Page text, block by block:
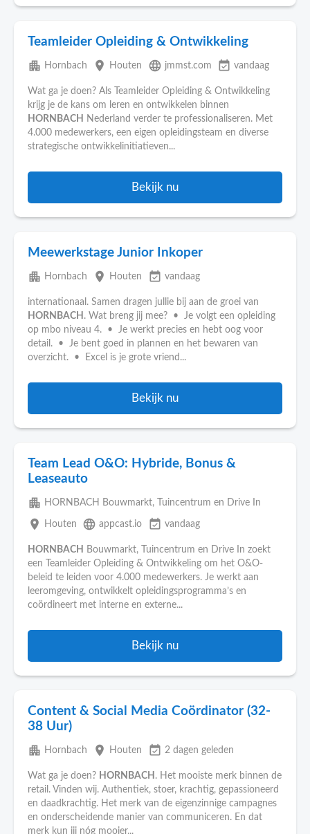
Teamleider Opleiding & Ontwikkeling
apartment Hornbach place Houten language jmmst.com event_available vandaag
Wat ga je doen? Als Teamleider Opleiding & Ontwikkeling
krijg je de kans om leren en ontwikkelen binnen
HORNBACH
Nederland verder te professionaliseren. Met
4.000 medewerkers, een eigen opleidingsteam en diverse
strategische ontwikkelinitiatieven...
Bekijk nu
Meewerkstage Junior Inkoper
apartment Hornbach place Houten event_available vandaag
internationaal. Samen dragen jullie bij aan de groei van
HORNBACH . Wat breng jij mee? • Je volgt een opleiding
op mbo niveau 4. • Je werkt precies en hebt oog voor
detail. • Je bent goed in plannen en het bewaren van
overzicht. • Excel is je grote vriend...
Bekijk nu
Team Lead O&O: Hybride, Bonus &
Leaseauto
apartment HORNBACH Bouwmarkt, Tuincentrum en Drive In
place Houten language appcast.io event_available vandaag
HORNBACH
Bouwmarkt, Tuincentrum en Drive In zoekt
een Teamleider Opleiding & Ontwikkeling om het O&O-
beleid te leiden voor 4.000 medewerkers. Je werkt aan
leeromgeving, ontwikkelt opleidingsprogramma’s en
coördineert met interne en externe...
Bekijk nu
Content & Social Media Coördinator (32-
38 Uur)
apartment Hornbach place Houten event_available 2 dagen geleden
Wat ga je doen? HORNBACH . Het mooiste merk binnen de
retail. Vinden wij. Authentiek, stoer, krachtig, gepassioneerd
en daadkrachtig. Het merk van de eigenzinnige campagnes
en onderscheidende manier van communiceren. En dat
merk kun jij nóg mooier...